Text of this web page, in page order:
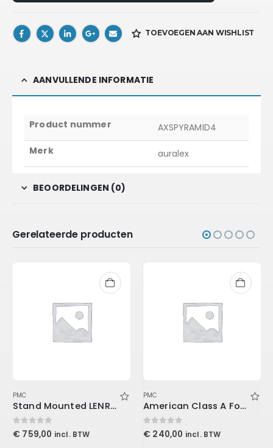
TOEVOEGEN AAN WISHLIST
AANVULLENDE INFORMATIE
Product nummer
AXSPYRAMID4
Merk
auralex
BEOORDELINGEN (0)
Gerelateerde producten
PMC
Stand Mounted LENRD Bass Trap, 4-Pack 30x30x121cm
0out of 5
€ 759,00 incl. BTW
PMC
American Class A For Console1
0out of 5
€ 240,00 incl. BTW